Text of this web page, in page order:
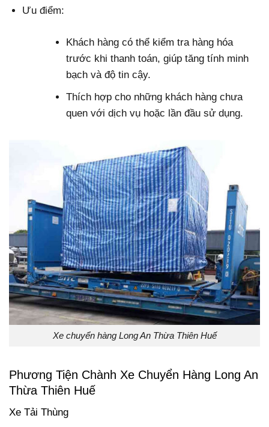
Ưu điểm:
Khách hàng có thể kiểm tra hàng hóa
trước khi thanh toán, giúp tăng tính minh
bạch và độ tin cậy.
Thích hợp cho những khách hàng chưa
quen với dịch vụ hoặc lần đầu sử dụng.
Xe chuyển hàng Long An Thừa Thiên Huế
Phương Tiện Chành Xe Chuyển Hàng Long An
Thừa Thiên Huế
Xe Tải Thùng